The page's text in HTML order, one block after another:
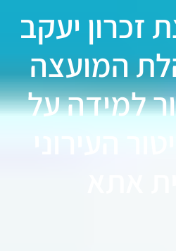
זכרון יעקב
המועצה
למידה על
העירוני